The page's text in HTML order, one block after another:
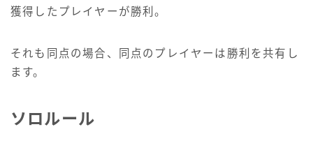
獲得したプレイヤーが勝利。
それも同点の場合、同点のプレイヤーは勝利を共有し
ます。
ソロルール